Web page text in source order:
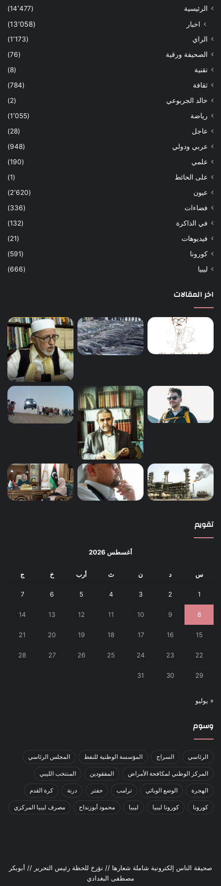
الرئيسية
(14٬477)
اخبار (13٬058)
الراي
(1٬173)
الصحيفة ورقية
(76)
تقنية
(8)
ثقافة
(784)
خالد الجربوعي
(2)
رياضة
(1٬055)
عاجل
(28)
عربي ودولي
(948)
علمي
(190)
على الحائط
(1)
عيون
(2٬620)
فضاءات
(336)
في الذاكرة
(132)
فيديوهات
(21)
كورونا
(591)
ليبيا
(666)
اخر المقالات
تقويم
أغسطس 2026
س د ن ث أرب خ ج
1
2
3
4
5
6
7
8
9
10
11
12
13
14
15
16
17
18
19
20
21
22
23
24
25
26
27
28
29
30
31
« يوليو
وسوم
الرئاسي السراج المؤسسة الوطنية للنفط المجلس الرئاسي
المركز الوطني لمكافحة الأمراض المفقودين المنتخب الليبي
الهجرة الوضع الوبائي ترامب حفتر درنة كرة القدم
كورونا كورونا ليبيا ليبيا محمود أبوزنداح مصرف ليبيا المركزي
صحيقة الناس إلكترونية شاملة شعارها // نؤرخ للحظة رئيس التحرير // أبوبكر
مصطفى البغدادي